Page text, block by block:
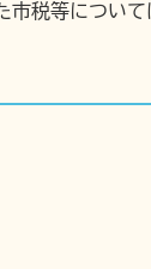
税等につい